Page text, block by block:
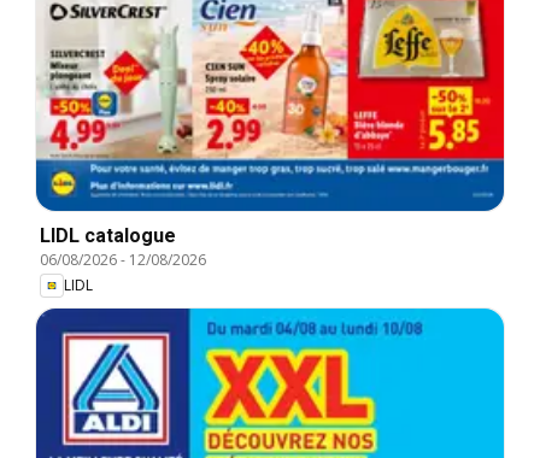
LIDL catalogue
06/08/2026- 12/08/2026
LIDL